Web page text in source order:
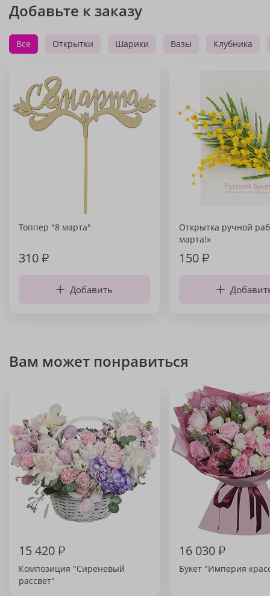
Добавьте к заказу
Все Открытки Шарики Вазы Клубника
Топпер "8 марта"
310₽
Добавить
Открытка ручной
марта!»
150₽
Вам может понравиться
15 420₽
Композиция "Сиреневый
рассвет"
16 030₽
Букет "Империя